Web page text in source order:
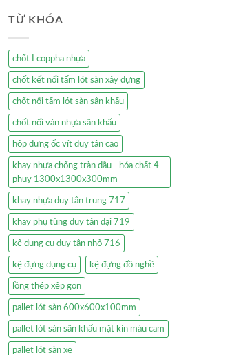
TỪ KHÓA
chốt I coppha nhựa
chốt kết nối tấm lót sàn xây dựng
chốt nối tấm lót sàn sân khấu
chốt nối ván nhựa sân khấu
hộp đựng ốc vít duy tân cao
khay nhựa chống tràn dầu - hóa chất 4
phuy 1300x1300x300mm
khay nhựa duy tân trung 717
khay phụ tùng duy tân đại 719
kệ dụng cụ duy tân nhỏ 716
kệ đựng dụng cụ kệ đựng đồ nghề
lồng thép xêp gọn
pallet lót sàn 600x600x100mm
pallet lót sàn sân khấu mặt kín màu cam
pallet lót sàn xe